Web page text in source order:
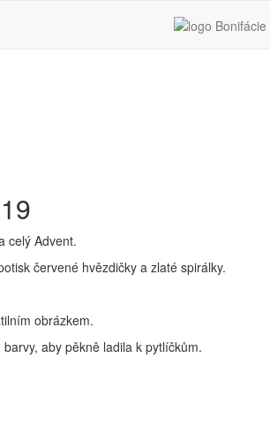
celý Advent.
červené hvězdičky a zlaté spirálky.
obrázkem.
aby pěkně ladila k pytlíčkům.